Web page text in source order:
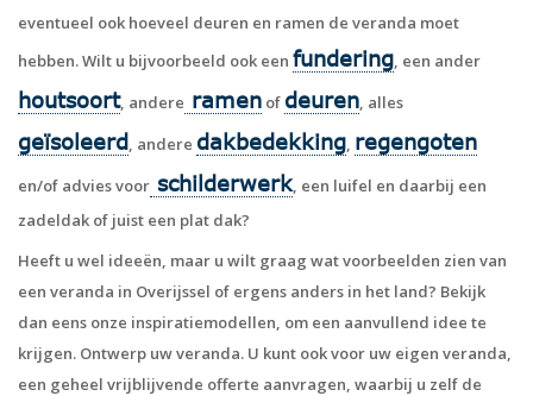
eventueel ook hoeveel deuren en ramen de veranda moet
hebben. Wilt u bijvoorbeeld ook een fundering, een ander
houtsoort, andere ramen of deuren, alles
geïsoleerd, andere dakbedekking, regengoten
en/of advies voor schilderwerk, een luifel en daarbij een
zadeldak of juist een plat dak?
Heeft u wel ideeën, maar u wilt graag wat voorbeelden zien van
een veranda in Overijssel of ergens anders in het land? Bekijk
dan eens onze inspiratiemodellen, om een aanvullend idee te
krijgen. Ontwerp uw veranda. U kunt ook voor uw eigen veranda,
een geheel vrijblijvende offerte aanvragen, waarbij u zelf de